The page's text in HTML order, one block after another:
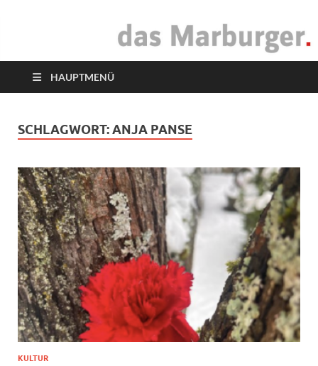
das Marburger.
HAUPTMENÜ
SCHLAGWORT:ANJA PANSE
KULTUR